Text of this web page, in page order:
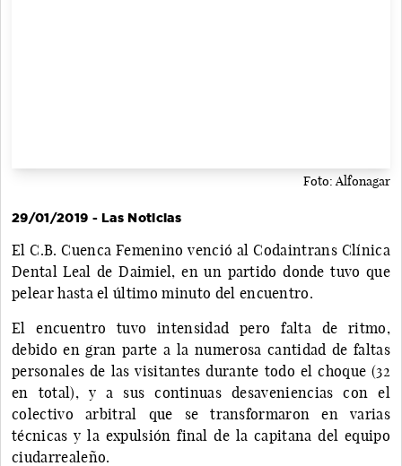
Foto: Alfonagar
29/01/2019 - Las Noticias
El C.B. Cuenca Femenino venció al Codaintrans Clínica
Dental Leal de Daimiel, en un partido donde tuvo que
pelear hasta el último minuto del encuentro.
El encuentro tuvo intensidad pero falta de ritmo,
debido en gran parte a la numerosa cantidad de faltas
personales de las visitantes durante todo el choque (32
en total), y a sus continuas desaveniencias con el
colectivo arbitral que se transformaron en varias
técnicas y la expulsión final de la capitana del equipo
ciudarrealeño.